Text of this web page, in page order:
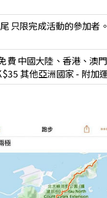
只限完成活動的參加者。
費 中國大陸、香港、澳
其他亞洲國家 - 附加